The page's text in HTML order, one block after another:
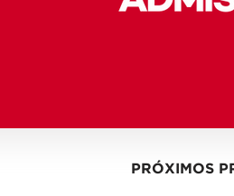
PRÓXIMOS